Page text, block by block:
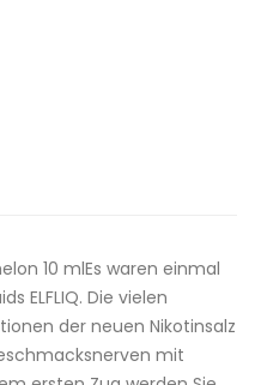
10 mlEs waren einmal
ELFLIQ. Die vielen
der neuen Nikotinsalz
mit